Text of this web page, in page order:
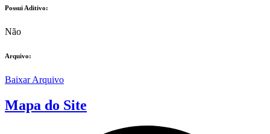
Possui Aditivo:​
Não
Arquivo:
Baixar Arquivo
Mapa do Site